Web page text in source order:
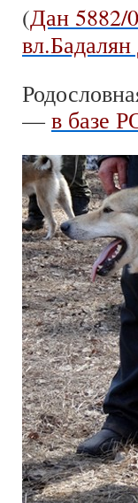
(Дан 5882/
— в базе